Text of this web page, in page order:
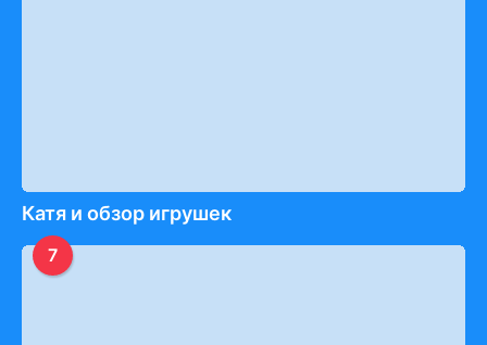
Катя и обзор игрушек
7